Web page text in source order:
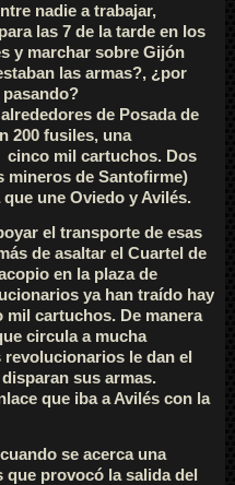
nadie a trabajar,
las 7 de la tarde en los
y marchar sobre Gijón
las armas?, ¿por
de Posada de
200 fusiles, una
mil cartuchos. Dos
mineros de Santofirme)
une Oviedo y Avilés.
el transporte de esas
de asaltar el Cuartel de
en la plaza de
ya han traído hay
mil cartuchos. De manera
circula a mucha
le dan el
sus armas.
que iba a Avilés con la
se acerca una
provocó la salida del